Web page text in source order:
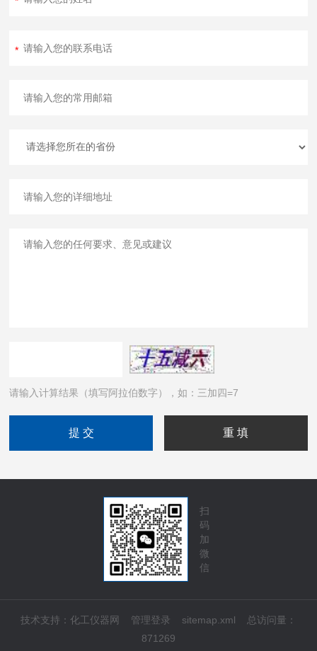
请输入计算结果（填写阿拉伯数字），如：三加四=7
扫
码
加
微
信
技术支持： 化工仪器网 管理登录 sitemap.xml
总访问量：
871269